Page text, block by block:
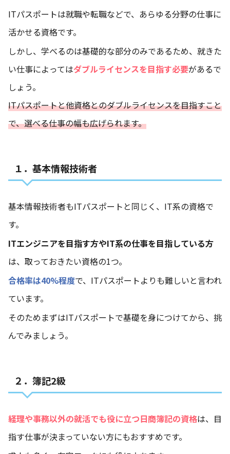
ITパスポートは就職や転職などで、あらゆる分野の仕事に
活かせる資格です。
しかし、学べるのは基礎的な部分のみであるため、就きた
い仕事によってはダブルライセンスを目指す必要があるで
しょう。
ITパスポートと他資格とのダブルライセンスを目指すこと
で、選べる仕事の幅も広げられます。
１．基本情報技術者
基本情報技術者もITパスポートと同じく、IT系の資格で
す。
ITエンジニアを目指す方やIT系の仕事を目指している方
は、取っておきたい資格の1つ。
合格率は40%程度で、ITパスポートよりも難しいと言われ
ています。
そのためまずはITパスポートで基礎を身につけてから、挑
んでみましょう。
２．簿記2級
経理や事務以外の就活でも役に立つ日商簿記の資格は、目
指す仕事が決まっていない方にもおすすめです。